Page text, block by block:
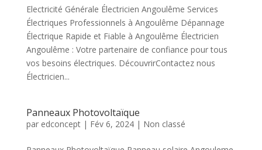
Electricité Générale Électricien Angoulême Services
Électriques Professionnels à Angoulême Dépannage
Électrique Rapide et Fiable à Angoulême Électricien
Angoulême : Votre partenaire de confiance pour tous
vos besoins électriques. DécouvrirContactez nous
Électricien...
Panneaux Photovoltaïque
par edconcept| Fév 6, 2024| Non classé